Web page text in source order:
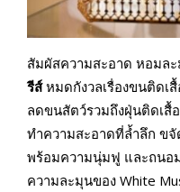
สัมผัสความสะอาด หอมล
รีส์หมดกังวลเรื่องขนติดเ
ลดขนสัตว์รวมถึงฝุ่นติดเสื้
ทำความสะอาดที่ล้ำลึก ขจั
พร้อมความนุ่มฟู และถนอ
ความละมุนของ White